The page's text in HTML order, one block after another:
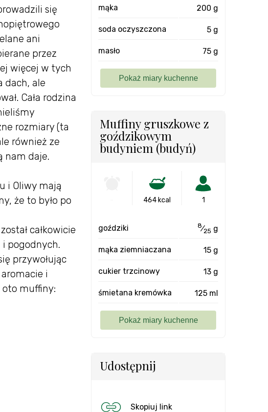
się
ani
przez
więcej w tych
dach, ale
Cała rodzina
rozmiary (ta
również ze
nam daje.
i Oliwy mają
że to było po
całkowicie
pogodnych.
przywołując
i
muffiny:
mąka 200 g
soda oczyszczona 5 g
masło 75 g
Muffiny gruszkowe z
goździkowym
budyniem (budyń)
464 kcal 1
goździki 8⁄25 g
mąka ziemniaczana 15 g
cukier trzcinowy 13 g
śmietana kremówka 125 ml
Udostępnij
Skopiuj link